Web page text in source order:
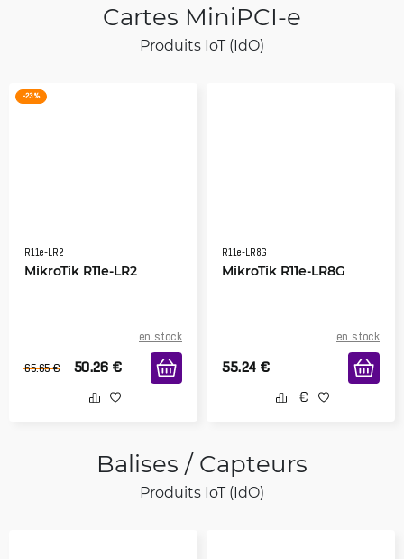
Cartes MiniPCI-e
Produits IoT (IdO)
-23 %
R11e-LR2
MikroTik R11e-LR2
en stock
65.65 € 50.26 €
R11e-LR8G
MikroTik R11e-LR8G
en stock
55.24 €
Balises / Capteurs
Produits IoT (IdO)